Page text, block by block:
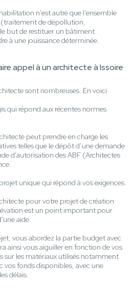
n'est autre que l'ensemble
de dépollution,
but de restituer un bâtiment
à une jouissance déterminée.
appel à un architecte à Issoire
sont nombreuses. En voici
qui répond aux récentes normes
peut prendre en charge les
telles que le dépôt d’une demande
d'autorisation des ABF (Architectes
unique qui répond à vos exigences.
pour votre projet de création
est un point important pour
aide.
vous abordez la partie budget avec
ainsi vous aiguiller en fonction de vos
sur les matériaux utilisés notamment
vos fonds disponibles, avec une
délais.